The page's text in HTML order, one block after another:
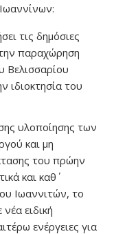
τις δημόσιες
παραχώρηση
Βελισσαρίου
ιδιοκτησία του
υλοποίησης των
και μη
του πρώην
και καθ΄
Ιωαννιτών, το
ειδική
ενέργειες για